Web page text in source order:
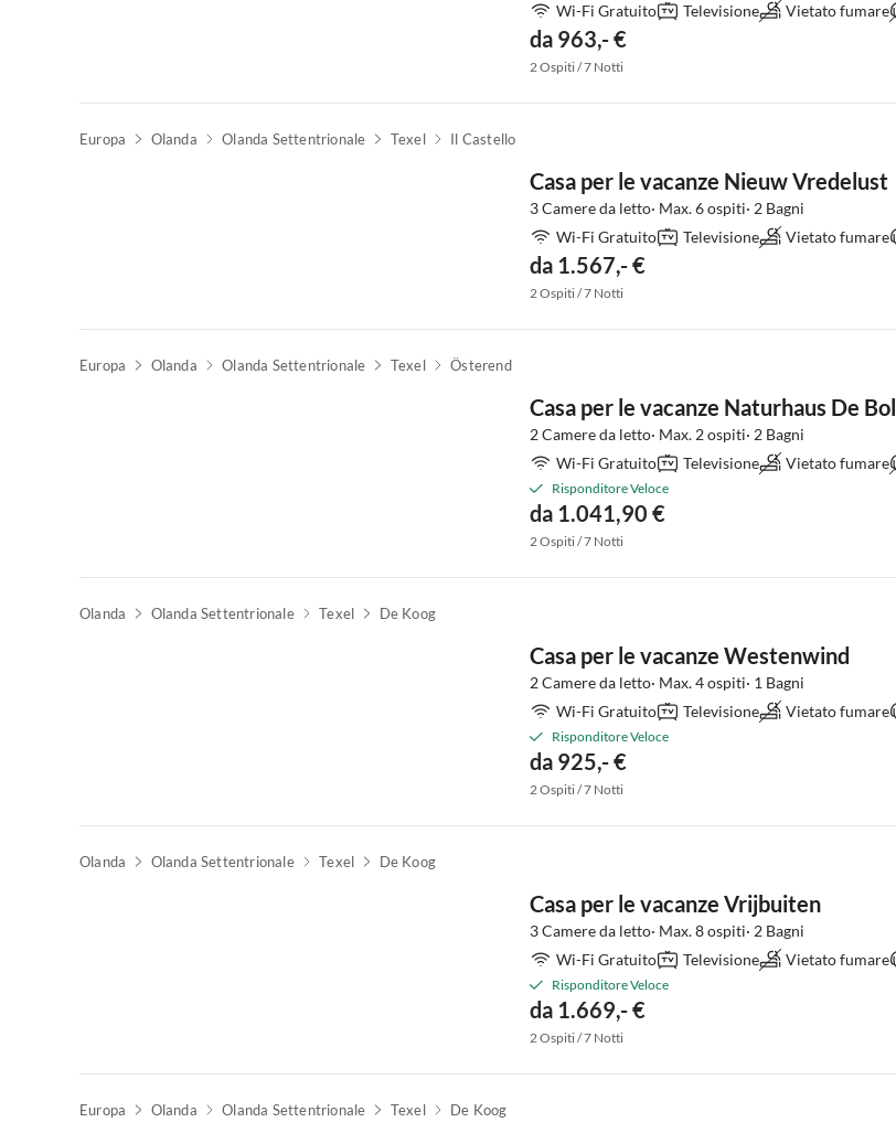
Wi-Fi Gratuito
Televisione Vietato fumare
da 963,- €
2 Ospiti / 7 Notti
Europa Olanda Olanda Settentrionale Texel Il Castello
Casa per le vacanze Nieuw Vredelust
3 Camere da letto· Max. 6 ospiti· 2 Bagni
Wi-Fi Gratuito
Televisione Vietato fumare
da 1.567,- €
2 Ospiti / 7 Notti
Europa Olanda Olanda Settentrionale Texel Österend
Casa per le vacanze Naturhaus De Bol
2 Camere da letto· Max. 2 ospiti· 2 Bagni
Wi-Fi Gratuito
Televisione Vietato fumare
Risponditore Veloce
da 1.041,90 €
2 Ospiti / 7 Notti
Olanda Olanda Settentrionale Texel De Koog
Casa per le vacanze Westenwind
2 Camere da letto· Max. 4 ospiti· 1 Bagni
Wi-Fi Gratuito
Televisione Vietato fumare
Risponditore Veloce
da 925,- €
2 Ospiti / 7 Notti
Olanda Olanda Settentrionale Texel De Koog
Casa per le vacanze Vrijbuiten
3 Camere da letto· Max. 8 ospiti· 2 Bagni
Wi-Fi Gratuito
Televisione Vietato fumare
Risponditore Veloce
da 1.669,- €
2 Ospiti / 7 Notti
Europa Olanda Olanda Settentrionale Texel De Koog